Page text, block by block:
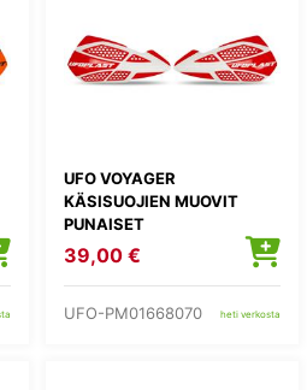
UFO VOYAGER
KÄSISUOJIEN MUOVIT
PUNAISET
39,00 €
UFO-PM01668070 heti verkosta